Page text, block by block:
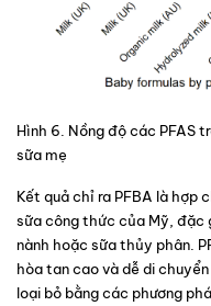
Hình 6 . Nồng độ các PFAS
sữa mẹ
Kết quả chỉ ra PFBA là hợp
sữa công thức của Mỹ, đặc
nành hoặc sữa thủy phân.
hòa tan cao và dễ di
loại bỏ bằng các phương